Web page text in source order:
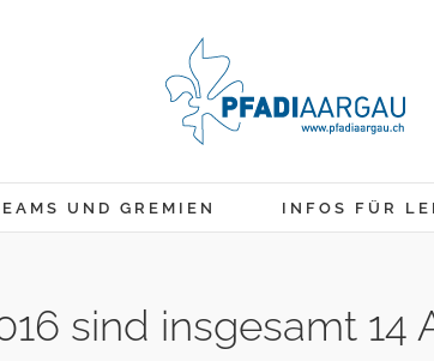
UND GREMIEN INFOS FÜR
sind insgesamt